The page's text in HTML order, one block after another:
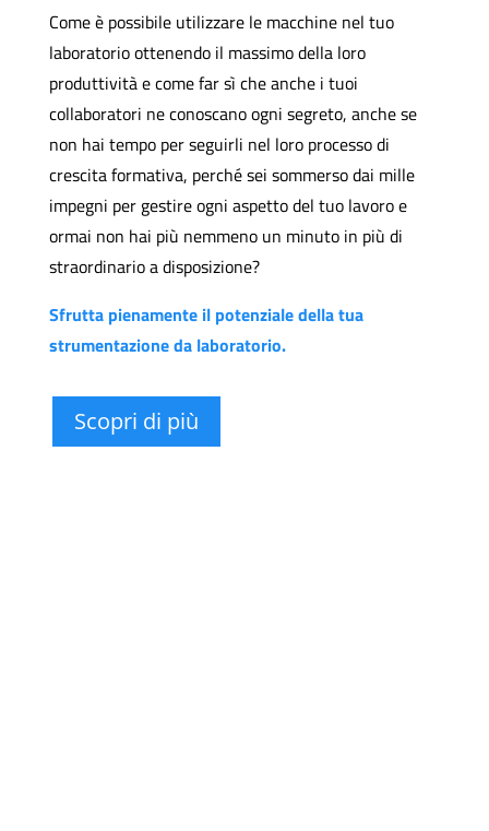
Come è possibile utilizzare le macchine nel tuo
laboratorio ottenendo il massimo della loro
produttività e come far sì che anche i tuoi
collaboratori ne conoscano ogni segreto, anche se
non hai tempo per seguirli nel loro processo di
crescita formativa, perché sei sommerso dai mille
impegni per gestire ogni aspetto del tuo lavoro e
ormai non hai più nemmeno un minuto in più di
straordinario a disposizione?
Sfrutta pienamente il potenziale della tua
strumentazione da laboratorio.
Scopri di più